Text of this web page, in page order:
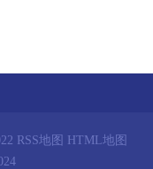
RSS地图
HTML地图